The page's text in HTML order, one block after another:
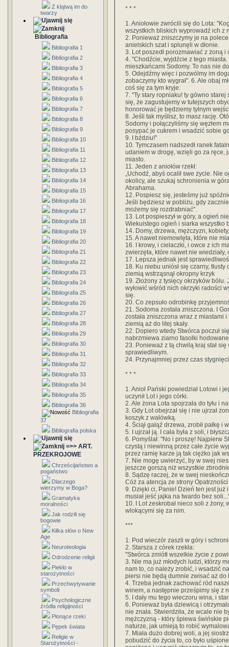
Z klątwą im do
twarzy
Bibliografia
Bibliografia 1
Bibliografia 2
Bibliografia 3
Bibliografia 4
Bibliografia 5
Bibliografia 6
Bibliografia 7
Bibliografia 8
Bibliografia 9
Bibliografia 10
Bibliografia 11
Bibliografia 12
Bibliografia 13
Bibliografia 14
Bibliografia 15
Bibliografia 16
Bibliografia 17
Bibliografia 18
Bibliografia 19
Bibliografia 20
Bibliografia 21
Bibliografia 22
Bibliografia 23
Bibliografia 24
Bibliografia 25
Bibliografia 26
Bibliografia 27
Bibliografia 28
Bibliografia 29
Bibliografia 30
Bibliografia 31
Bibliografia 32
Bibliografia 33
Bibliografia 34
Bibliografia 35
Bibliografia 36
Bibliografia
37
Bibliografia polska
=>> ART.
PRZEKROJOWE
Chrześcijaństwo a
pogaństwo
Dlaczego
wierzymy w Boga?
Gramatyka
moralności
Jak rodzili się
bogowie
Kilka słów o New
Age
Neuroteologia
Odrodzenie religii
Piekło w
starożytności
Przechwytywanie
symboli
Psychologiczne
źródła religijności
Płonące rzeki
Pępek świata
Religie w
Starożytności -
* * *
1. Aniołowie zwrócili się do Lota:
wszystkich bliskich wyprowadź ich z
2. Ponieważ zniszczymy je na
anielskich szat i splunęli w dłonie.
3. Lot poszedł porozmawiać z żoną
4. "Chodźcie, wyjdźcie z tego
mieszkańcami Sodomy. To nas nie
5. Odejdźmy więc i pozwólmy im
zobaczymy kto wygrał". 6. Ale obaj
coś się za tym kryje:
7. "Ty stary ropniaku! ty gówno
się, że zagustujemy w tutejszych
honorować je będziemy tylnym
8. Jeśli tak myślisz, to masz rację.
Sodomy i połączyliśmy się węzłem
posypać je cukrem i wsadzić sobie
9. I bździu!"
10. Tymczasem nadszedł ranek
udaniem w drogę, wzięli go za ręce,
miasto.
11. Jeden z aniołów rzekł:
„Uchodź, abyś ocalił swe życie.
okolicy, ale szukaj schronienia w
Abrahama.
12. Pospiesz się, jesteśmy już
Jeśli będziesz w pobliżu, gdy
możemy się rozdrabniać".
13. Lot pospieszył w góry, a ogień
Wiekuistego ogień i siarka wszystko
14. Domy, drzewa, mężczyzn, kobiety,
15. A nawet niemowlęta, które nie
16. I krowy, i cielaczki, i owce z ich
zwierzęta, które nawet nie wiedziały,
17. Lepsza jednak jest
18. Ku niebu uniósł się czarny,
ziemią wstrząsnął okropny krzyk
19. Złożony z tysięcy okrzyków
wyłowić wśród nich okrzyki radości
się.
20. Co zepsuło odrobinkę
21. Sodoma została zniszczona. I
została zniszczona wraz z miastami
ziemią aż do litej skały.
22. Dopiero wtedy Stwórca poczuł
nabrzmiewa ziarno fasolki
23. Ponieważ z tą chwilą kraj stał
sprawiedliwym.
24. Przynajmniej przez czas
* * *
1. Anioł Pański powiedział Lotowi i
uczynił Lot i jego córki.
2. Ale żona Lota spojrzała do tyłu i
3. Gdy Lot obejrzał się i nie ujrzał
koszyk z wałówką.
4. Ściął gałąź drzewa, zrobił pałkę
5. I ujrzał ją. I cała była z soli, i
6. Pomyślał: "No i proszę! Najpierw
czystą i niewinną przez całe życie
przez ramię karze ją tak ciężko jak
7. Nie mogę uwierzyć, by w swej
jeszcze gorszą niż wszystkie
8. Sądzę raczej, że w swej
Cóż za atencja ze strony
9. Dzięki ci, Panie! Dzień ten jest już
musiał jeść jajka na twardo bez
10. I Lot zeskrobał nieco soli z żony,
wlokącymi się za nim.
***
1. Pod wieczór zaszli w góry i
2. Starsza z córek rzekła:
"Stwórca zmiótł wszelkie życie z
3. Nie ma już młodych ludzi, którzy
nam to, co należy zrobić, i wsadzić
piersi nie będą dumnie zwisać aż do
4. Trzeba jednak zachować ród
winem, a następnie prześpimy się z
5. I dały mu tego wieczoru wina, i
6. Ponieważ była dziewicą i
nie znała. Stwierdziła, że wcale nie
mężczyzną - który śpiewa świńskie
naturze, jak umieją to robić
7. Miała dużo dobrej woli, a jej
pobudzić do życia to, co było